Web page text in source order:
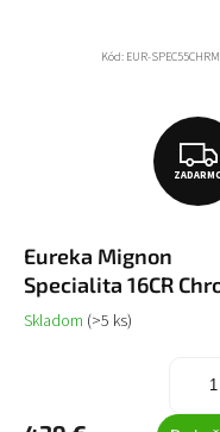
Eureka Mignon
Specialita 16CR
Skladom (>5 ks)
Kód: EUR-